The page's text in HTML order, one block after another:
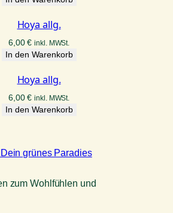
Hoya allg.
6,00€ inkl. MWSt.
In den Warenkorb
Hoya allg.
6,00€ inkl. MWSt.
In den Warenkorb
zum Wohlfühlen und